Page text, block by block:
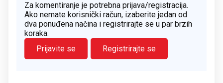
Za komentiranje je potrebna prijava/registracija.
Ako nemate korisnički račun, izaberite jedan od
dva ponuđena načina i registrirajte se u par brzih
koraka.
Prijavite se
Registrirajte se